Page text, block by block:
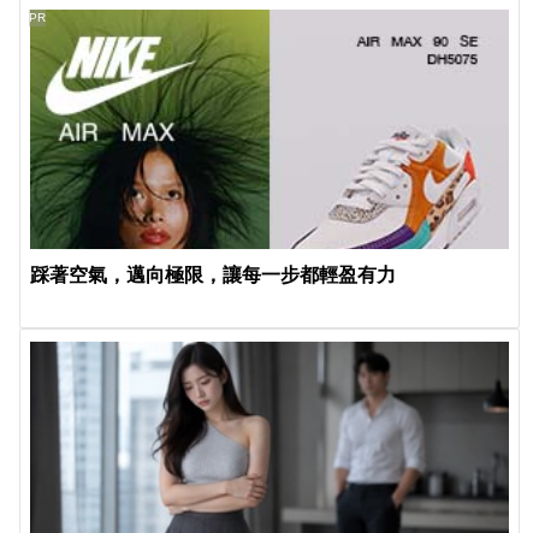
踩著空氣，邁向極限，讓每一步都輕盈有力
PR